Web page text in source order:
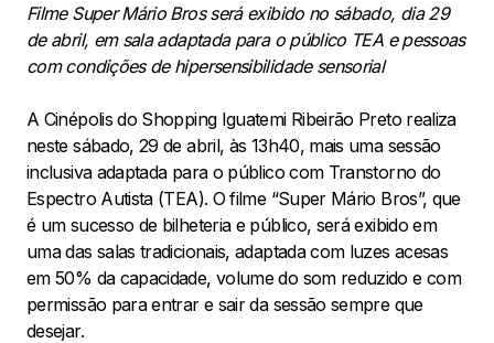
Filme Super Mário Bros será exibido no sábado, dia 29
de abril, em sala adaptada para o público TEA e pessoas
com condições de hipersensibilidade sensorial
A Cinépolis do Shopping Iguatemi Ribeirão Preto realiza
neste sábado, 29 de abril, às 13h40, mais uma sessão
inclusiva adaptada para o público com Transtorno do
Espectro Autista (TEA). O filme “Super Mário Bros”, que
é um sucesso de bilheteria e público, será exibido em
uma das salas tradicionais, adaptada com luzes acesas
em 50% da capacidade, volume do som reduzido e com
permissão para entrar e sair da sessão sempre que
desejar.